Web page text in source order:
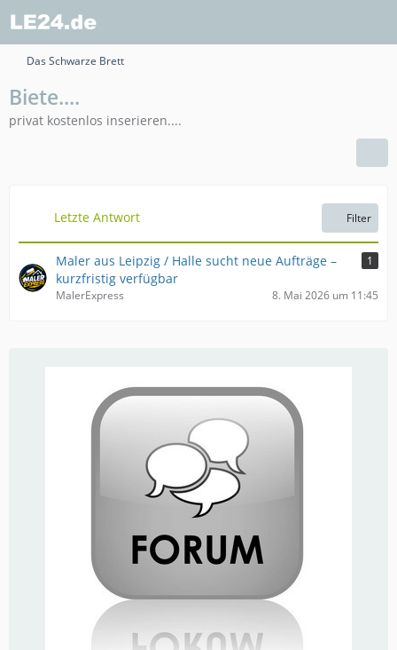
Das Schwarze Brett
Biete....
privat kostenlos inserieren....
Letzte Antwort Filter
Maler aus Leipzig / Halle sucht neue Aufträge –
kurzfristig verfügbar
1
MalerExpress 8. Mai 2026 um 11:45